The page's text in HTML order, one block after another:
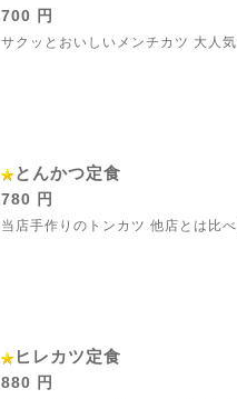
700 円
サクッとおいしいメンチカツ 大人
とんかつ定食
780 円
当店手作りのトンカツ 他店とは比
ヒレカツ定食
880 円